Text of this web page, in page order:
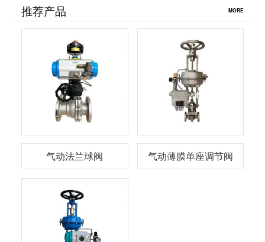
推荐产品 MORE
气动法兰球阀 气动薄膜单座调节阀